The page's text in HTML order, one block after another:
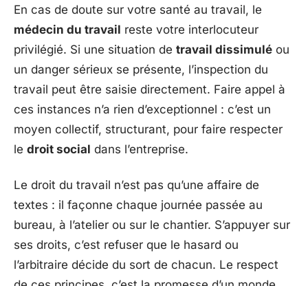
En cas de doute sur votre santé au travail, le
médecin du travail reste votre interlocuteur
privilégié. Si une situation de travail dissimulé ou
un danger sérieux se présente, l’inspection du
travail peut être saisie directement. Faire appel à
ces instances n’a rien d’exceptionnel : c’est un
moyen collectif, structurant, pour faire respecter
le droit social dans l’entreprise.
Le droit du travail n’est pas qu’une affaire de
textes : il façonne chaque journée passée au
bureau, à l’atelier ou sur le chantier. S’appuyer sur
ses droits, c’est refuser que le hasard ou
l’arbitraire décide du sort de chacun. Le respect